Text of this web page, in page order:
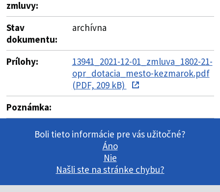
zmluvy:
Stav
dokumentu:
archívna
Prílohy:
13941_2021-12-01_zmluva_1802-21-
opr_dotacia_mesto-kezmarok.pdf
(PDF, 209 kB)
Poznámka:
Boli tieto informácie pre vás užitočné?
Áno
Nie
Našli ste na stránke chybu?